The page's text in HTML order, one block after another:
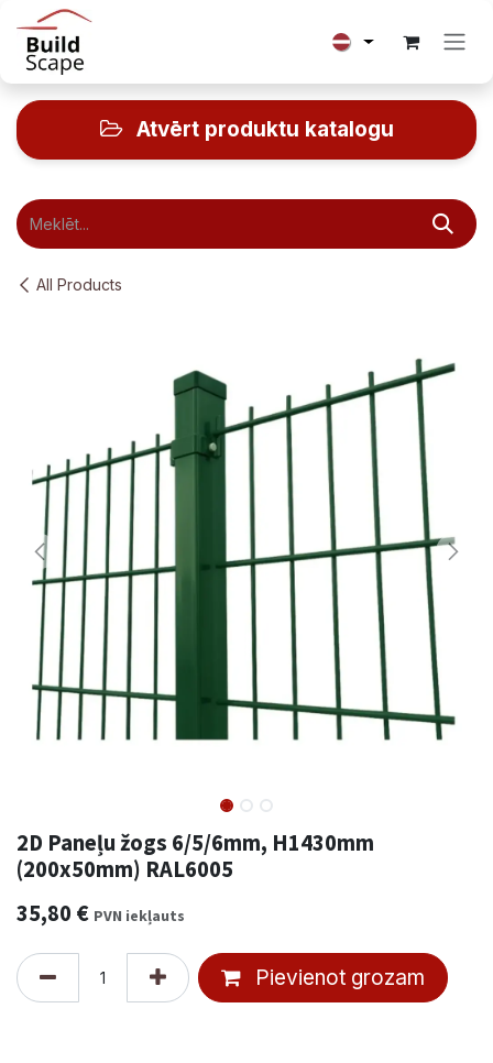
Skip to Content
Atvērt produktu katalogu
All Products
2D Paneļu žogs 6/5/6mm, H1430mm
(200x50mm) RAL6005
35,80 € PVN iekļauts
Pievienot grozam